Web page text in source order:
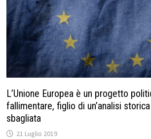
L’Unione Europea è un progetto
fallimentare, figlio di un’analisi
sbagliata
21 Luglio 2019